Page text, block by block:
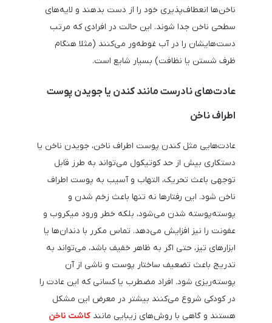
ناخن‌ها انعطاف‌پذیری خود را از دست بدهند و لایه‌های
سطحی ناخن جدا شوند. این حالت در افرادی که مرتب
دست‌هایشان را در آب غوطه‌ور می‌کنند (مثلا هنگام
ظرف شستن یا نظافت) بسیار شایع است.
عادت‌های نادرست مانند کندن یا جویدن پوست
اطراف ناخن
عادت‌هایی مثل کندن پوست اطراف ناخن، جویدن ناخن یا
دستکاری بیش از حد کوتیکول می‌تواند به‌ طرز قابل
‌توجهی باعث تحریک، التهاب و آسیب به پوست اطراف
ناخن شود. این رفتارها نه ‌تنها باعث زخم شدن و
پوسته‌پوسته شدن می‌شود، بلکه خطر ورود میکروب و
عفونت را نیز افزایش می‌دهد. تماس مکرر با دندان‌ها یا
ابزارهای تیز، حتی اگر به ‌ظاهر خفیف باشد، می‌تواند به
تدریج باعث تضعیف ساختار پوست و ناشی از آن
پوسته‌ریزی شود. افراد مضطرب یا کسانی که این عادت را
در کودکی شروع می‌کنند بیشتر در معرض این مشکل
هستند و گاهی با روش‌های زیبایی مانند کاشت ناخن